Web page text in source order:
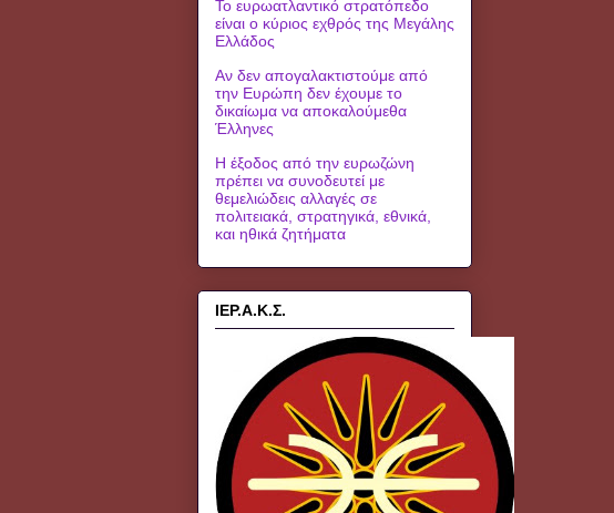
Το ευρωατλαντικό στρατόπεδο
είναι ο κύριος εχθρός της Μεγάλης
Ελλάδος
Αν δεν απογαλακτιστούμε από
την Ευρώπη δεν έχουμε το
δικαίωμα να αποκαλούμεθα
Έλληνες
Η έξοδος από την ευρωζώνη
πρέπει να συνοδευτεί με
θεμελιώδεις αλλαγές σε
πολιτειακά, στρατηγικά, εθνικά,
και ηθικά ζητήματα
ΙΕΡ.Α.Κ.Σ.